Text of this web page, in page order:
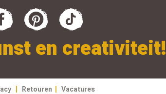
en creativiteit!
| Retouren | Vacatures